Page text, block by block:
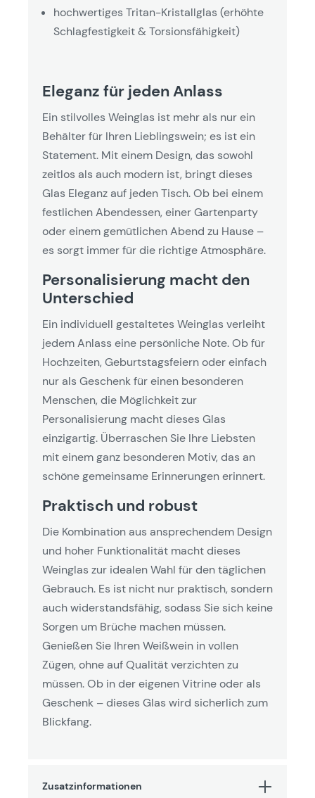
hochwertiges Tritan-Kristallglas (erhöhte
Schlagfestigkeit & Torsionsfähigkeit)
Eleganz für jeden Anlass
Ein stilvolles Weinglas ist mehr als nur ein
Behälter für Ihren Lieblingswein; es ist ein
Statement. Mit einem Design, das sowohl
zeitlos als auch modern ist, bringt dieses
Glas Eleganz auf jeden Tisch. Ob bei einem
festlichen Abendessen, einer Gartenparty
oder einem gemütlichen Abend zu Hause –
es sorgt immer für die richtige Atmosphäre.
Personalisierung macht den
Unterschied
Ein individuell gestaltetes Weinglas verleiht
jedem Anlass eine persönliche Note. Ob für
Hochzeiten, Geburtstagsfeiern oder einfach
nur als Geschenk für einen besonderen
Menschen, die Möglichkeit zur
Personalisierung macht dieses Glas
einzigartig. Überraschen Sie Ihre Liebsten
mit einem ganz besonderen Motiv, das an
schöne gemeinsame Erinnerungen erinnert.
Praktisch und robust
Die Kombination aus ansprechendem Design
und hoher Funktionalität macht dieses
Weinglas zur idealen Wahl für den täglichen
Gebrauch. Es ist nicht nur praktisch, sondern
auch widerstandsfähig, sodass Sie sich keine
Sorgen um Brüche machen müssen.
Genießen Sie Ihren Weißwein in vollen
Zügen, ohne auf Qualität verzichten zu
müssen. Ob in der eigenen Vitrine oder als
Geschenk – dieses Glas wird sicherlich zum
Blickfang.
Zusatzinformationen